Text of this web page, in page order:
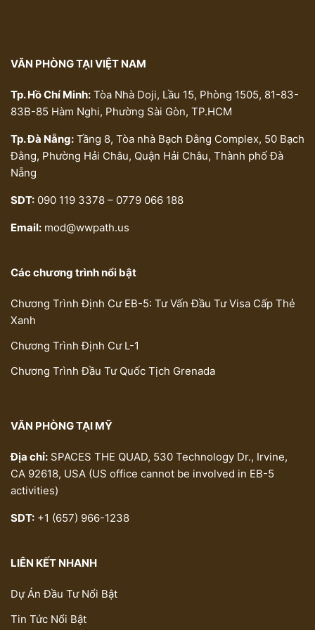
VĂN PHÒNG TẠI VIỆT NAM
Tp. Hồ Chí Minh: Tòa Nhà Doji, Lầu 15, Phòng 1505, 81-83-
83B-85 Hàm Nghi, Phường Sài Gòn, TP.HCM
Tp. Đà Nẵng: Tầng 8, Tòa nhà Bạch Đằng Complex, 50 Bạch
Đằng, Phường Hải Châu, Quận Hải Châu, Thành phố Đà
Nẵng
SDT: 090 119 3378 – 0779 066 188
Email: mod@wwpath.us
Các chương trình nổi bật
Chương Trình Định Cư EB-5: Tư Vấn Đầu Tư Visa Cấp Thẻ
Xanh
Chương Trình Định Cư L-1
Chương Trình Đầu Tư Quốc Tịch Grenada
VĂN PHÒNG TẠI MỸ
Địa chỉ: SPACES THE QUAD, 530 Technology Dr., Irvine,
CA 92618, USA (US office cannot be involved in EB-5
activities)
SDT: +1 (657) 966-1238
LIÊN KẾT NHANH
Dự Án Đầu Tư Nổi Bật
Tin Tức Nổi Bật